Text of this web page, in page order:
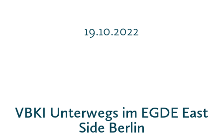
19.10.2022
VBKI Unterwegs im EGDE East
Side Berlin